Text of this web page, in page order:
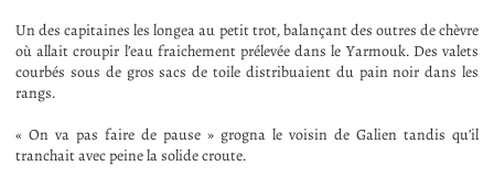
Un des capitaines les longea au petit trot, balançant des outres de chèvre
où allait croupir l’eau fraichement prélevée dans le Yarmouk. Des valets
courbés sous de gros sacs de toile distribuaient du pain noir dans les
rangs.
« On va pas faire de pause » grogna le voisin de Galien tandis qu’il
tranchait avec peine la solide croute.